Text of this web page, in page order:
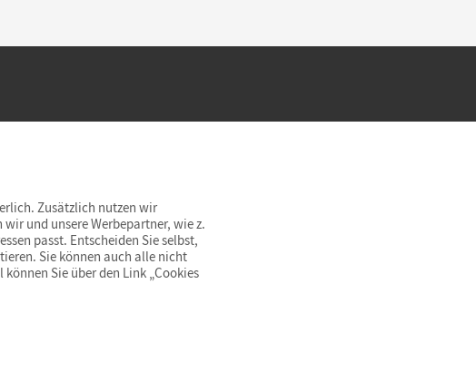
wir versandkostenfrei innerhalb Deutschlands
Zusätzlich nutzen wir
und unsere Werbepartner, wie z.
passt. Entscheiden Sie selbst,
Sie können auch alle nicht
können Sie über den Link „Cookies